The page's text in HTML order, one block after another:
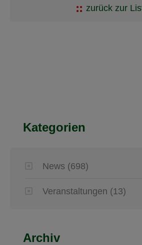
zurück zur
Kategorien
News (698)
Veranstaltungen (13)
Archiv